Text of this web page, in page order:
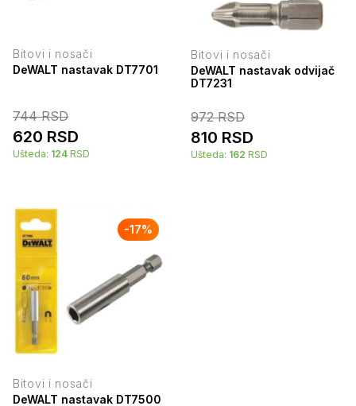
Bitovi i nosači
DeWALT nastavak DT7701
744 RSD
620 RSD
Ušteda: 124 RSD
Bitovi i nosači
DeWALT nastavak odvijač
DT7231
972 RSD
810 RSD
Ušteda: 162 RSD
-17%
Bitovi i nosači
DeWALT nastavak DT7500